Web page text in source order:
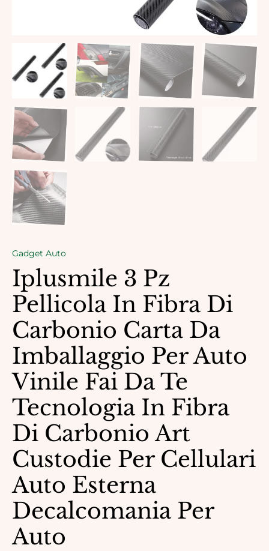
Gadget Auto
Iplusmile 3 Pz
Pellicola In Fibra Di
Carbonio Carta Da
Imballaggio Per Auto
Vinile Fai Da Te
Tecnologia In Fibra
Di Carbonio Art
Custodie Per Cellulari
Auto Esterna
Decalcomania Per
Auto